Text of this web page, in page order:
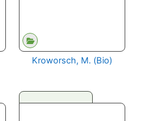
Kroworsch, M. (Bio)